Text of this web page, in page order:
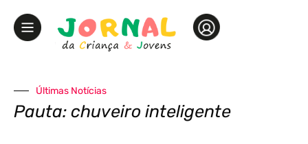
Últimas Notícias
Pauta: chuveiro inteligente